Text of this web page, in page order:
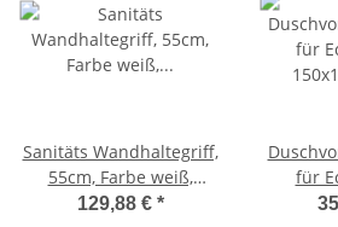
Sanitäts Wandhaltegriff,
55cm, Farbe weiß,
rutschfeste Oberfläche
129,88 € *
für